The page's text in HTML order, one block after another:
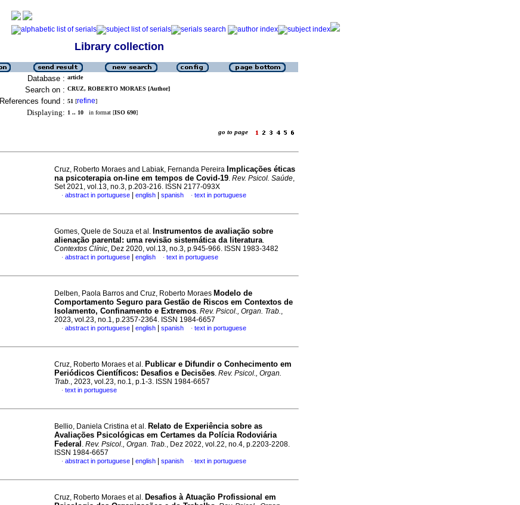
Library collection
Database : article
Search on : CRUZ, ROBERTO MORAES [Author]
References found : 51 [refine]
Displaying: 1 .. 10 in format [ISO 690]
go to page
Cruz, Roberto Moraes and Labiak, Fernanda Pereira Implicações éticas
na psicoterapia on-line em tempos de Covid-19. Rev. Psicol. Saúde,
Set 2021, vol.13, no.3, p.203-216. ISSN 2177-093X
· abstract in portuguese english spanish · text in portuguese
Gomes, Quele de Souza et al. Instrumentos de avaliação sobre
alienação parental : uma revisão sistemática da literatura.
Contextos Clínic, Dez 2020, vol.13, no.3, p.945-966. ISSN 1983-3482
· abstract in portuguese english · text in portuguese
Delben, Paola Barros and Cruz, Roberto Moraes Modelo de
Comportamento Seguro para Gestão de Riscos em Contextos de
Isolamento, Confinamento e Extremos. Rev. Psicol., Organ. Trab.,
2023, vol.23, no.1, p.2357-2364. ISSN 1984-6657
· abstract in portuguese english spanish · text in portuguese
Cruz, Roberto Moraes et al. Publicar e Difundir o Conhecimento em
Periódicos Científicos: Desafios e Decisões. Rev. Psicol., Organ.
Trab., 2023, vol.23, no.1, p.1-3. ISSN 1984-6657
· text in portuguese
Bellio, Daniela Cristina et al. Relato de Experiência sobre as
Avaliações Psicológicas em Certames da Polícia Rodoviária
Federal . Rev. Psicol., Organ. Trab., Dez 2022, vol.22, no.4, p.2203-2208.
ISSN 1984-6657
· abstract in portuguese english spanish · text in portuguese
Cruz, Roberto Moraes et al. Desafios à Atuação Profissional em